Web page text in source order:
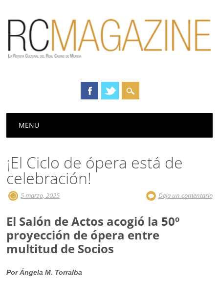
Menú principal
MENU
¡El Ciclo de ópera está de
celebración!
5 marzo, 2025 Deja un comentario
El Salón de Actos acogió la 50º
proyección de ópera entre
multitud de Socios
Por Ángela M. Torralba